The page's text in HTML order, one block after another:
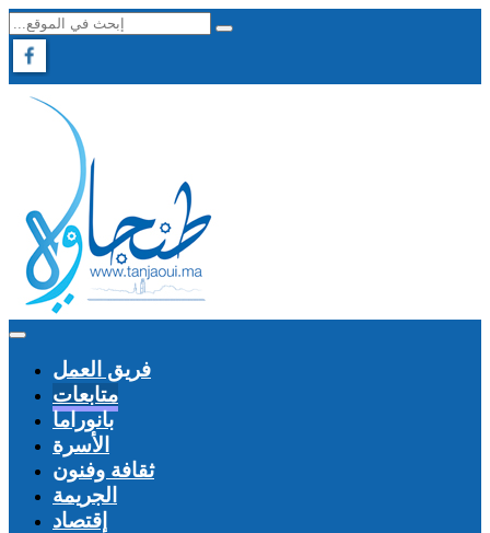
فريق العمل
متابعات
بانوراما
الأسرة
ثقافة وفنون
الجريمة
إقتصاد